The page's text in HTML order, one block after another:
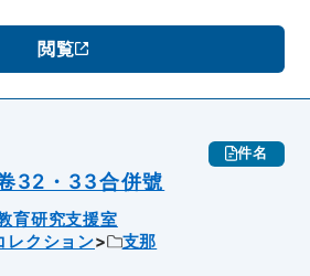
閲覧
件名
32・33合併號
育研究支援室
レクション
支那